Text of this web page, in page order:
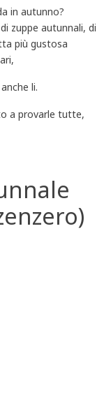
in autunno?
zuppe autunnali, di
più gustosa
li.
a provarle tutte,